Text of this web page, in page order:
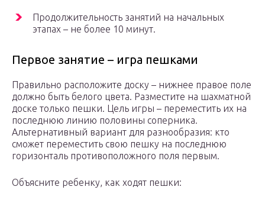
Продолжительность занятий на начальных
этапах – не более 10 минут.
Первое занятие – игра пешками
Правильно расположите доску – нижнее правое поле
должно быть белого цвета. Разместите на шахматной
доске только пешки. Цель игры – переместить их на
последнюю линию половины соперника.
Альтернативный вариант для разнообразия: кто
сможет переместить свою пешку на последнюю
горизонталь противоположного поля первым.
Объясните ребенку, как ходят пешки: